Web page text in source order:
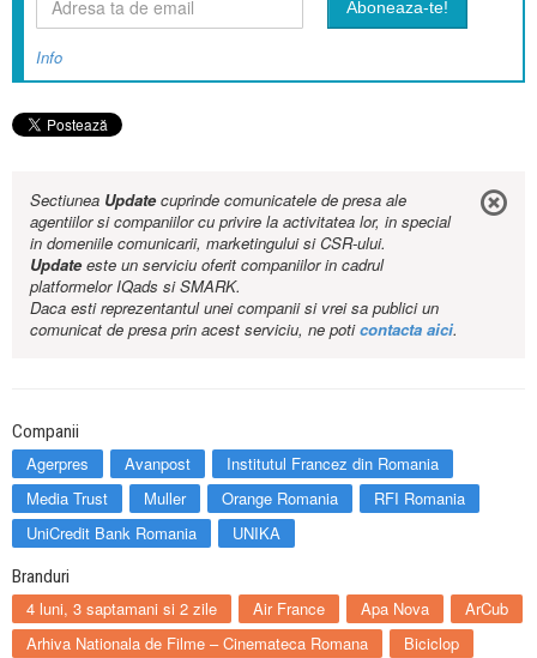
Info
Sectiunea Updatecuprinde comunicatele de presa ale
agentiilor si companiilor cu privire la activitatea lor, in special
in domeniile comunicarii, marketingului si CSR-ului.
Updateeste un serviciu oferit companiilor in cadrul
platformelor IQads si SMARK.
Daca esti reprezentantul unei companii si vrei sa publici un
comunicat de presa prin acest serviciu, ne poticontacta aici.
Companii
Agerpres Avanpost
Institutul Francez din Romania
Media Trust
Muller Orange Romania
RFI Romania
UniCredit Bank Romania
UNIKA
Branduri
4 luni, 3 saptamani si 2 zile Air France Apa Nova
ArCub
Arhiva Nationala de Filme – Cinemateca Romana
Biciclop